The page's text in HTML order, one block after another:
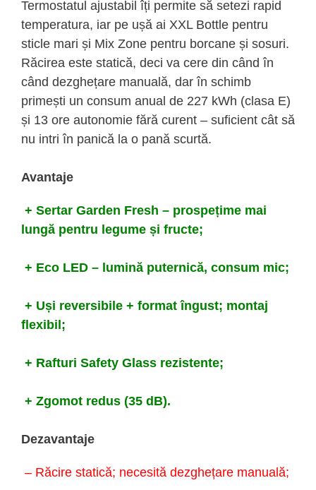
Termostatul ajustabil îți permite să setezi rapid
temperatura, iar pe ușă ai XXL Bottle pentru
sticle mari și Mix Zone pentru borcane și sosuri.
Răcirea este statică, deci va cere din când în
când dezghețare manuală, dar în schimb
primești un consum anual de 227 kWh (clasa E)
și 13 ore autonomie fără curent – suficient cât să
nu intri în panică la o pană scurtă.
Avantaje
+ Sertar Garden Fresh – prospețime mai
lungă pentru legume și fructe;
+ Eco LED – lumină puternică, consum mic;
+ Uși reversibile + format îngust; montaj
flexibil;
+ Rafturi Safety Glass rezistente;
+ Zgomot redus (35 dB).
Dezavantaje
– Răcire statică; necesită dezghețare manuală;